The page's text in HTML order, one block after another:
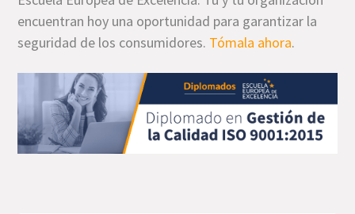
encuentran hoy una oportunidad para garantizar la
seguridad de los consumidores. Tómala ahora.